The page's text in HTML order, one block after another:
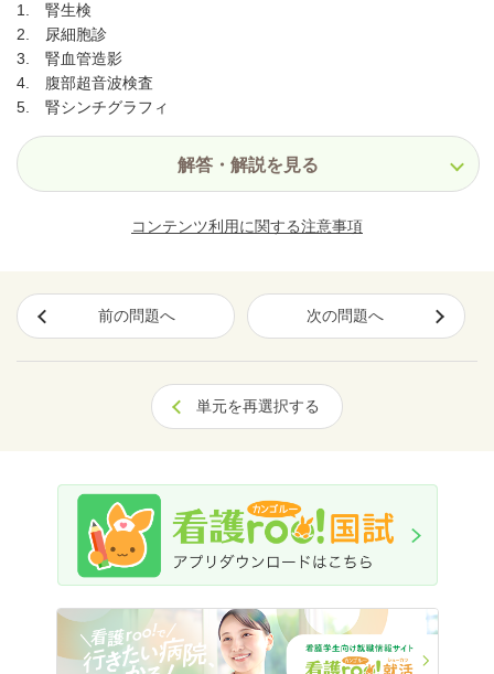
1. 腎生検
2. 尿細胞診
3. 腎血管造影
4. 腹部超音波検査
5. 腎シンチグラフィ
解答・解説を見る
コンテンツ利用に関する注意事項
前の問題へ 次の問題へ
単元を再選択する